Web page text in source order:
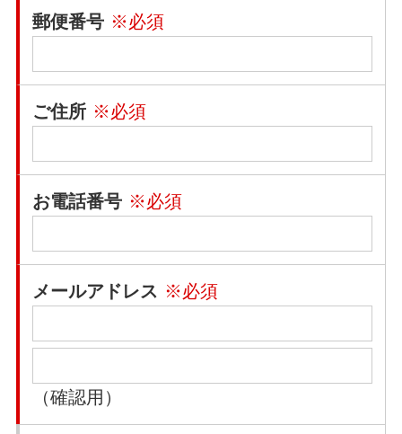
郵便番号 ※必須
ご住所 ※必須
お電話番号 ※必須
メールアドレス ※必須
（確認用）